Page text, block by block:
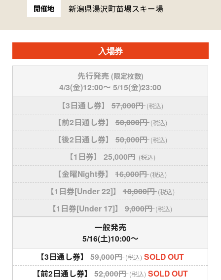
開催地 新潟県湯沢町苗場スキー場
入場券
先行発売 (限定枚数)
4/3(金)12:00〜5/15(金)23:00
【3日通し券】
57,000円(税込)
【前2日通し券】 50,000円(税込)
【後2日通し券】 50,000円(税込)
【1日券】 25,000円(税込)
【金曜Night券】 16,000円(税込)
【1日券[Under 22]】 18,000円(税込)
【1日券[Under 17]】 9,000円(税込)
一般発売
5/16(土)10:00〜
【3日通し券】
59,000円(税込) SOLD OUT
【前2日通し券】
52,000円(税込) SOLD OUT